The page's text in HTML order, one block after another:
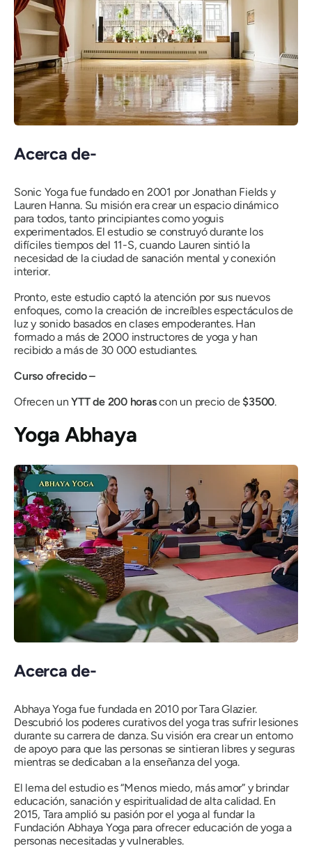
Acerca de-
Sonic Yoga fue fundado en 2001 por Jonathan Fields y
Lauren Hanna. Su misión era crear un espacio dinámico
para todos, tanto principiantes como yoguis
experimentados. El estudio se construyó durante los
difíciles tiempos del 11-S, cuando Lauren sintió la
necesidad de la ciudad de sanación mental y conexión
interior.
Pronto, este estudio captó la atención por sus nuevos
enfoques, como la creación de increíbles espectáculos de
luz y sonido basados ​​en clases empoderantes. Han
formado a más de 2000 instructores de yoga y han
recibido a más de 30 000 estudiantes.
Curso ofrecido –
Ofrecen unYTT de 200 horascon un precio de $3500.
Yoga Abhaya
Acerca de-
Abhaya Yoga fue fundada en 2010 por Tara Glazier.
Descubrió los poderes curativos del yoga tras sufrir lesiones
durante su carrera de danza. Su visión era crear un entorno
de apoyo para que las personas se sintieran libres y seguras
mientras se dedicaban a la enseñanza del yoga.
El lema del estudio es“Menos miedo, más amor”y brindar
educación, sanación y espiritualidad de alta calidad. En
2015, Tara amplió su pasión por el yoga al fundar la
Fundación Abhaya Yoga para ofrecer educación de yoga a
personas necesitadas y vulnerables.